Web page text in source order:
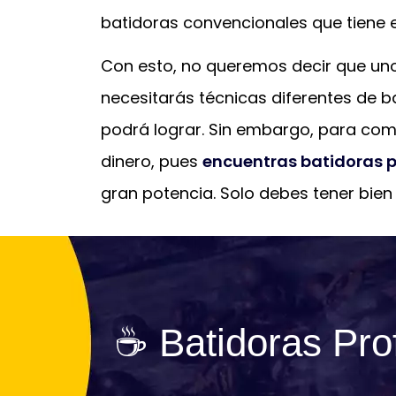
batidoras convencionales que tiene
Con esto, no queremos decir que
necesitarás técnicas diferentes de
podrá lograr. Sin embargo, para
dinero, pues encuentras batidoras
gran potencia. Solo debes tener
☕ Batidoras